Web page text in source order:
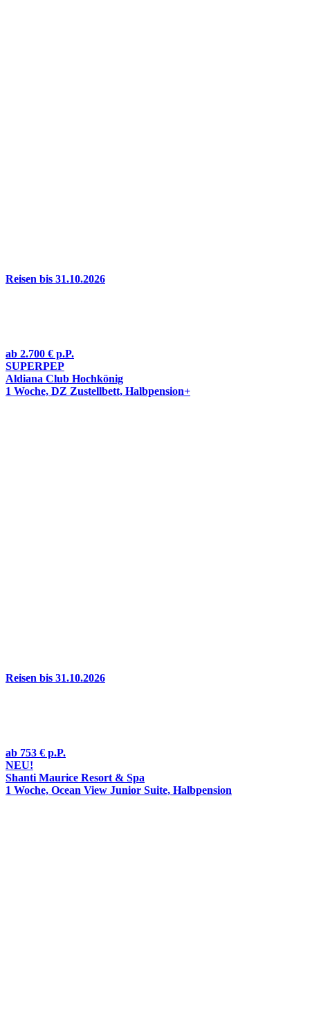
Reisen bis 31.10.2026
ab 2.700 € p.P.
SUPERPEP
Aldiana Club Hochkönig
1 Woche, DZ Zustellbett, Halbpension+
Reisen bis 31.10.2026
ab 753 € p.P.
NEU!
Shanti Maurice Resort & Spa
1 Woche, Ocean View Junior Suite, Halbpension